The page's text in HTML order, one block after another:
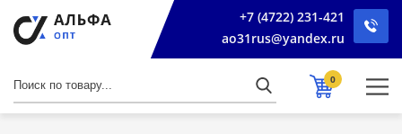
+7 (4722) 231-421
ao31rus@yandex.ru
0